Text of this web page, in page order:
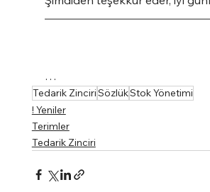
…
Tedarik ZinciriSözlükStok Yönetimi
! Yeniler
Terimler
Tedarik Zinciri